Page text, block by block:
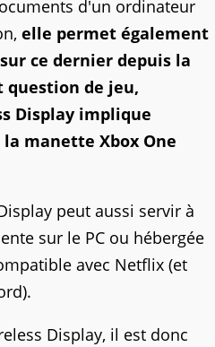
d'un ordinateur
elle permet également
ce dernier depuis la
question de jeu,
Display implique
manette Xbox One
peut aussi servir à
sur le PC ou hébergée
avec Netflix (et
Display, il est donc